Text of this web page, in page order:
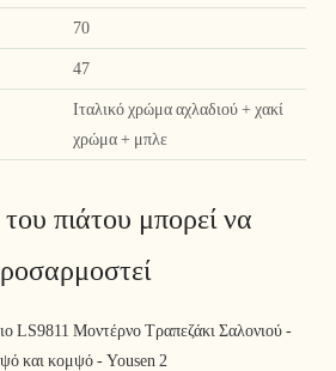
70
47
Ιταλικό χρώμα αχλαδιού + χακί
χρώμα + μπλε
πιάτου μπορεί να